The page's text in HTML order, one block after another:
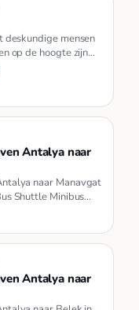
mensen
op de hoogte zijn
Antalya naar
naar Manavgat
Shuttle Minibus
Antalya naar